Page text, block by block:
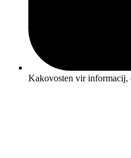
Kakovosten vir informacij,